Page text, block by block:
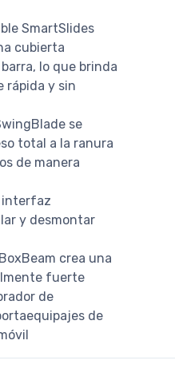
SmartSlides
cubierta
lo que brinda
rápida y sin
se
total a la ranura
de manera
interfaz
y desmontar
crea una
fuerte
de
de